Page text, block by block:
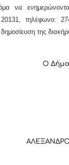
να
, τηλέφωνο:
της
Ο